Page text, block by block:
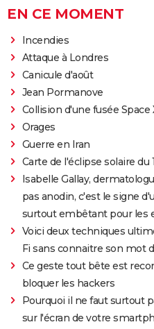
EN CE MOMENT
Incendies
Attaque à Londres
Canicule d'août
Jean Pormanove
Collision d'une fusée Space
Orages
Guerre en Iran
Carte de l'éclipse solaire du
Isabelle Gallay,
pas anodin, c'est le signe
surtout embêtant pour les
Voici deux techniques
Fi sans connaitre son mot
Ce geste tout bête est
bloquer les hackers
Pourquoi il ne faut surtout
sur l'écran de votre